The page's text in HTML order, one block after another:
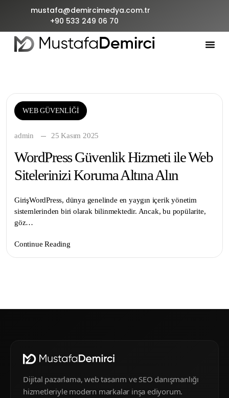
mustafa@demircimedya.com.tr
+90 533 249 06 70
WEB GÜVENLIĞI
admin 25 Kasım 2025
WordPress Güvenlik Hizmeti ile Web
Sitelerinizi Koruma Altına Alın
GirişWordPress, dünya genelinde en yaygın içerik yönetim
sistemlerinden biri olarak bilinmektedir. Ancak, bu popülarite,
göz…
Continue Reading
Dijital pazarlama, web tasarım ve SEO danışmanlığı
hizmetleriyle modern markalar inşa ediyorum.